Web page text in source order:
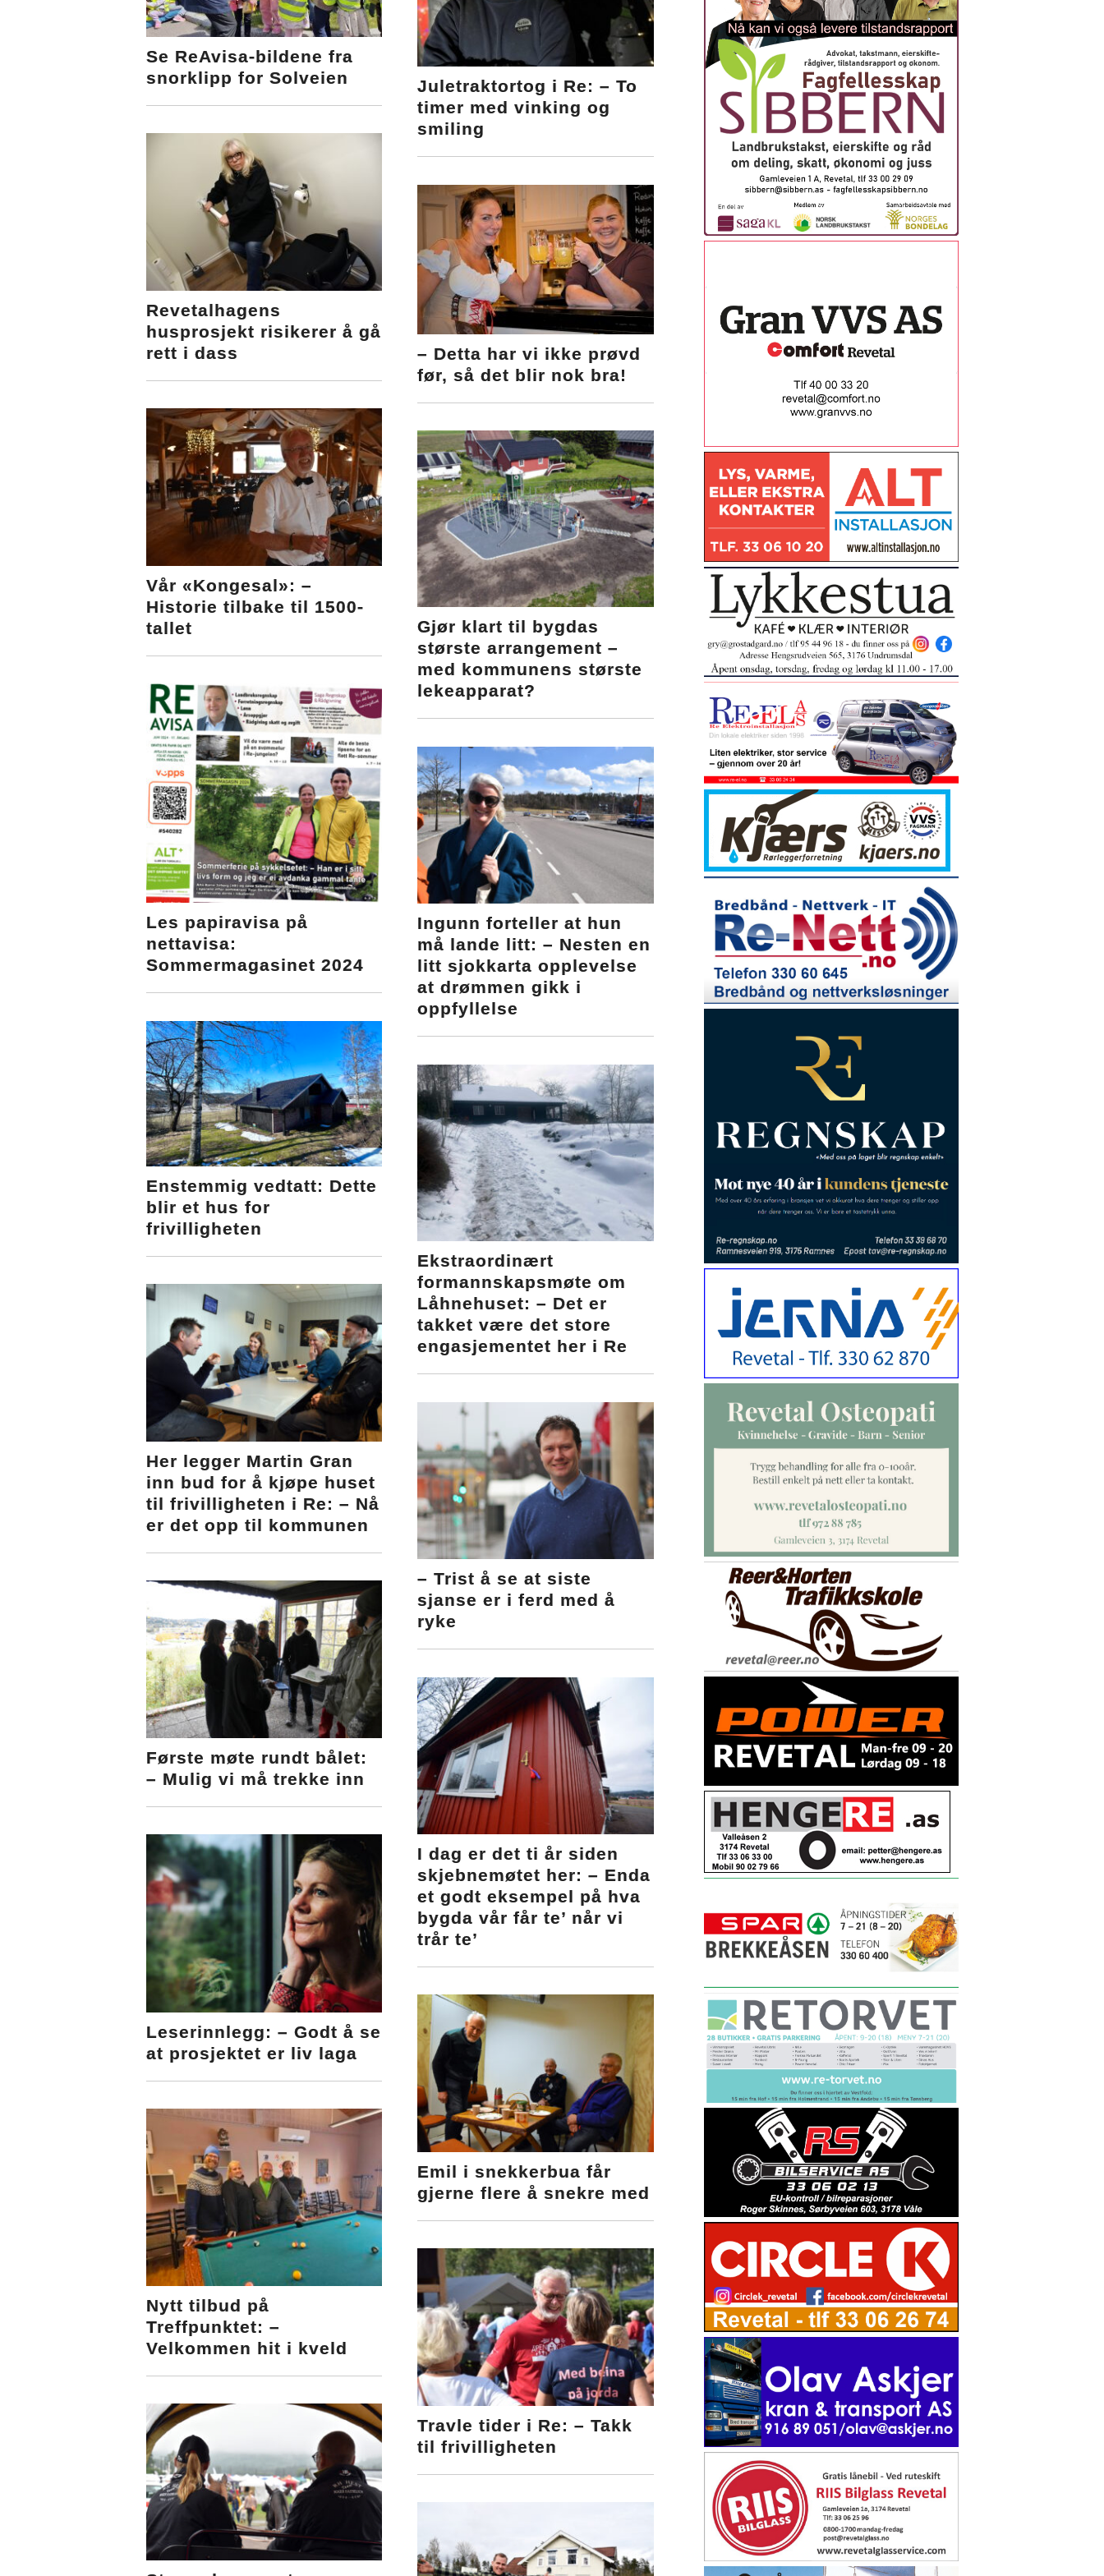
Se ReAvisa-bildene fra
snorklipp for Solveien
Juletraktortog i Re: – To
timer med vinking og
smiling
Revetalhagens
husprosjekt risikerer å gå
rett i dass
– Detta har vi ikke prøvd
før, så det blir nok bra!
Vår «Kongesal»: –
Historie tilbake til 1500-
tallet
Gjør klart til bygdas
største arrangement –
med kommunens største
lekeapparat?
Les papiravisa på
nettavisa:
Sommermagasinet 2024
Ingunn forteller at hun
må lande litt: – Nesten en
litt sjokkarta opplevelse
at drømmen gikk i
oppfyllelse
Enstemmig vedtatt: Dette
blir et hus for
frivilligheten
Ekstraordinært
formannskapsmøte om
Låhnehuset: – Det er
takket være det store
engasjementet her i Re
Her legger Martin Gran
inn bud for å kjøpe huset
til frivilligheten i Re: – Nå
er det opp til kommunen
– Trist å se at siste
sjanse er i ferd med å
ryke
Første møte rundt bålet:
– Mulig vi må trekke inn
I dag er det ti år siden
skjebnemøtet her: – Enda
et godt eksempel på hva
bygda vår får te’ når vi
trår te’
Leserinnlegg: – Godt å se
at prosjektet er liv laga
Emil i snekkerbua får
gjerne flere å snekre med
Nytt tilbud på
Treffpunktet: –
Velkommen hit i kveld
Travle tider i Re: – Takk
til frivilligheten